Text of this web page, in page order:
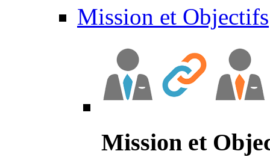
Mission et Objectifs
Mission et